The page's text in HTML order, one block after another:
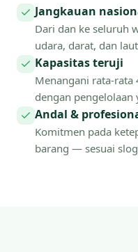
Jangkauan
Dari dan ke seluruh
udara, darat, dan
Kapasitas teruji
Menangani rata-
dengan pengelolaan
Andal &
Komitmen pada
barang — sesuai